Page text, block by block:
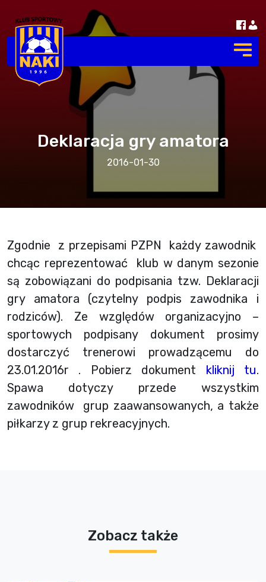
Deklaracja gry amatora
2016-01-30
Zgodnie z przepisami PZPN każdy zawodnik
chcąc reprezentować klub w danym sezonie
są zobowiązani do podpisania tzw. Deklaracji
gry amatora (czytelny podpis zawodnika i
rodziców). Ze względów organizacyjno –
sportowych podpisany dokument prosimy
dostarczyć trenerowi prowadzącemu do
23.01.2016r . Pobierz dokument kliknij tu.
Spawa dotyczy przede wszystkim
zawodników grup zaawansowanych, a także
piłkarzy z grup rekreacyjnych.
Zobacz także